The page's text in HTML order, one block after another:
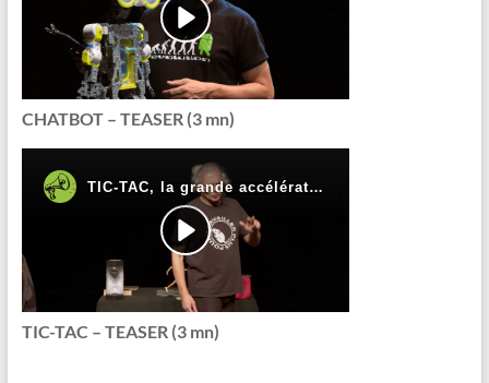
CHATBOT – TEASER (3 mn)
TIC-TAC – TEASER (3 mn)